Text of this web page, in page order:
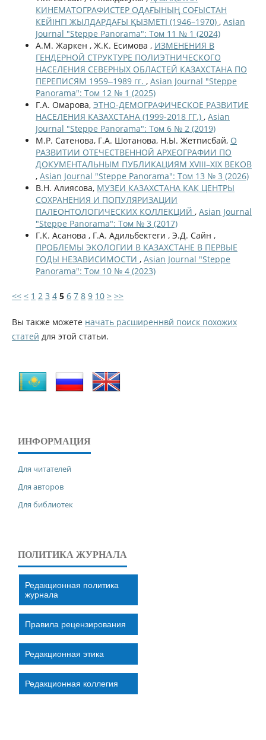
КИНЕМАТОГРАФИСТЕР ОДАҒЫНЫҢ СОҒЫСТАН
КЕЙІНГІ ЖЫЛДАРДАҒЫ ҚЫЗМЕТІ (1946–1970) , Asian
Journal "Steppe Panorama": Том 11 № 1 (2024)
А.М. Жаркен , Ж.К. Есимова , ИЗМЕНЕНИЯ В
ГЕНДЕРНОЙ СТРУКТУРЕ ПОЛИЭТНИЧЕСКОГО
НАСЕЛЕНИЯ СЕВЕРНЫХ ОБЛАСТЕЙ КАЗАХСТАНА ПО
ПЕРЕПИСЯМ 1959‒1989 гг. , Asian Journal "Steppe
Panorama": Том 12 № 1 (2025)
Г.А. Омарова, ЭТНО-ДЕМОГРАФИЧЕСКОЕ РАЗВИТИЕ
НАСЕЛЕНИЯ КАЗАХСТАНА (1999-2018 ГГ.) , Asian
Journal "Steppe Panorama": Том 6 № 2 (2019)
М.Р. Сатенова, Г.А. Шотанова, Н.Ы. Жетписбай, О
РАЗВИТИИ ОТЕЧЕСТВЕННОЙ АРХЕОГРАФИИ ПО
ДОКУМЕНТАЛЬНЫМ ПУБЛИКАЦИЯМ XVIII–XIX ВЕКОВ
, Asian Journal "Steppe Panorama": Том 13 № 3 (2026)
В.Н. Алиясова, МУЗЕИ КАЗАХСТАНА КАК ЦЕНТРЫ
СОХРАНЕНИЯ И ПОПУЛЯРИЗАЦИИ
ПАЛЕОНТОЛОГИЧЕСКИХ КОЛЛЕКЦИЙ , Asian Journal
"Steppe Panorama": Том № 3 (2017)
Г.К. Асанова , Г.А. Адильбектеги , Э.Д. Сайн ,
ПРОБЛЕМЫ ЭКОЛОГИИ В КАЗАХСТАНЕ В ПЕРВЫЕ
ГОДЫ НЕЗАВИСИМОСТИ , Asian Journal "Steppe
Panorama": Том 10 № 4 (2023)
<< < 1 2 3 4 5 6 7 8 9 10 > >>
Вы также можете начать расширеннвй поиск похожих
статей для этой статьи.
ИНФОРМАЦИЯ
Для читателей
Для авторов
Для библиотек
ПОЛИТИКА ЖУРНАЛА
Редакционная политика
журнала
Правила рецензирования
Редакционная этика
Редакционная коллегия